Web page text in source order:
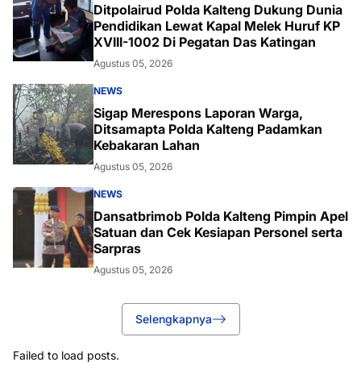
Ditpolairud Polda Kalteng Dukung Dunia
Pendidikan Lewat Kapal Melek Huruf KP
XVIII-1002 Di Pegatan Das Katingan
Agustus 05, 2026
NEWS
Sigap Merespons Laporan Warga,
Ditsamapta Polda Kalteng Padamkan
Kebakaran Lahan
Agustus 05, 2026
NEWS
Dansatbrimob Polda Kalteng Pimpin Apel
Satuan dan Cek Kesiapan Personel serta
Sarpras
Agustus 05, 2026
Selengkapnya
Failed to load posts.